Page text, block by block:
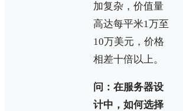
加复杂，价值量
高达每平米1万至
10万美元，价格
相差十倍以上。
问：在服务器设
计中，如何选择